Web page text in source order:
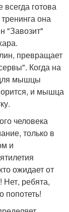
готова
она
"Завозит"
превращает
Когда на
для мышцы
и мышца
человека
только в
и
ожидает от
Нет, ребята,
попотеть!